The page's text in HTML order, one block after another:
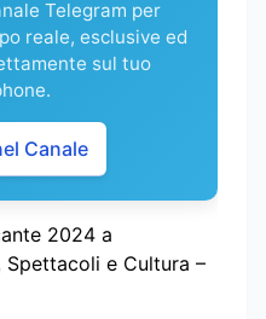
Telegram per
reale, esclusive ed
sul tuo
Canale
2024 a
Spettacoli e Cultura –